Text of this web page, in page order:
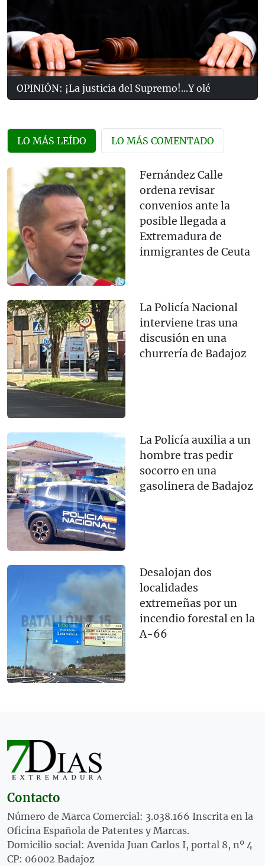
OPINIÓN: ¡La justicia del Supremo!...Y olé
LO MÁS LEÍDO LO MÁS COMENTADO
Fernández Calle
ordena revisar
convenios ante la
posible llegada a
Extremadura de
inmigrantes de Ceuta
La Policía Nacional
interviene tras una
discusión en una
churrería de Badajoz
La Policía auxilia a un
hombre tras pedir
socorro en una
gasolinera de Badajoz
Desalojan dos
localidades
extremeñas por un
incendio forestal en la
A-66
Contacto
Número de Marca Comercial: 3.038.166 Inscrita en la
Oficina Española de Patentes y Marcas.
Domicilio social: Avenida Juan Carlos I, portal 8, nº 4
CP: 06002 Badajoz